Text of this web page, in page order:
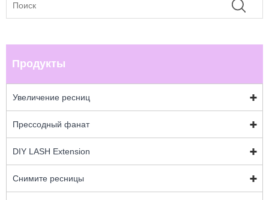
Продукты
Увеличение ресниц
Прессодный фанат
DIY LASH Extension
Снимите ресницы